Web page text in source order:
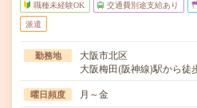
職種未経験OK 交通費別途支給あり
派遣
勤務地
大阪市北区
大阪梅田(阪神線)駅から徒
曜日頻度 月～金